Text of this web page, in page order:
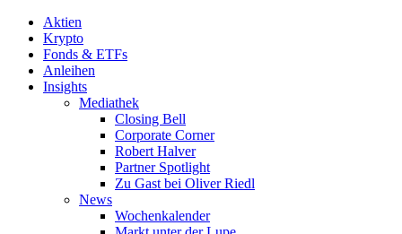
Aktien
Krypto
Fonds & ETFs
Anleihen
Insights
Mediathek
Closing Bell
Corporate Corner
Robert Halver
Partner Spotlight
Zu Gast bei Oliver Riedl
News
Wochenkalender